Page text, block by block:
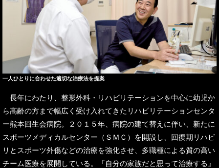
一人ひとりに合わせた適切な治療法を提案
長年にわたり、整形外科・リハビリテーションを中心に幼児か
ら高齢の方まで幅広く受け入れてきたリハビリテーションセンタ
ー熊本回生会病院。２０１５年、病院の建て替えに伴い、新たに
スポーツメディカルセンター（ＳＭＣ）を開設し、回復期リハビ
リとスポーツ外傷などの治療を強化させ、多職種による質の高い
チーム医療を展開している。『自分の家族だと思って治療する』